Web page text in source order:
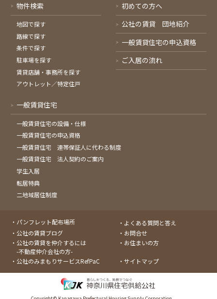
物件検索
地図で探す
路線で探す
条件で探す
駐車場を探す
賃貸店舗・事務所を探す
アウトレット／特定住戸
初めての方へ
公社の賃貸 団地紹介
一般賃貸住宅の申込資格
ご入居の流れ
一般賃貸住宅
一般賃貸住宅の設備・仕様
一般賃貸住宅の申込資格
一般賃貸住宅 連帯保証人に代わる制度
一般賃貸住宅 法人契約のご案内
学生入居
転居特典
二地域居住制度
パンフレット配布場所
よくある質問と答え
公社の賃貸ブログ
お問合せ
公社の賃貸を仲介するには
-不動産仲介会社の方-
お住まいの方
公社のみまもりサービスRefPaC サイトマップ